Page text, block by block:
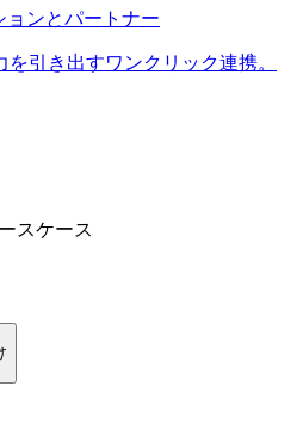
ョンとパートナー
を引き出すワンクリック連携。
スケース